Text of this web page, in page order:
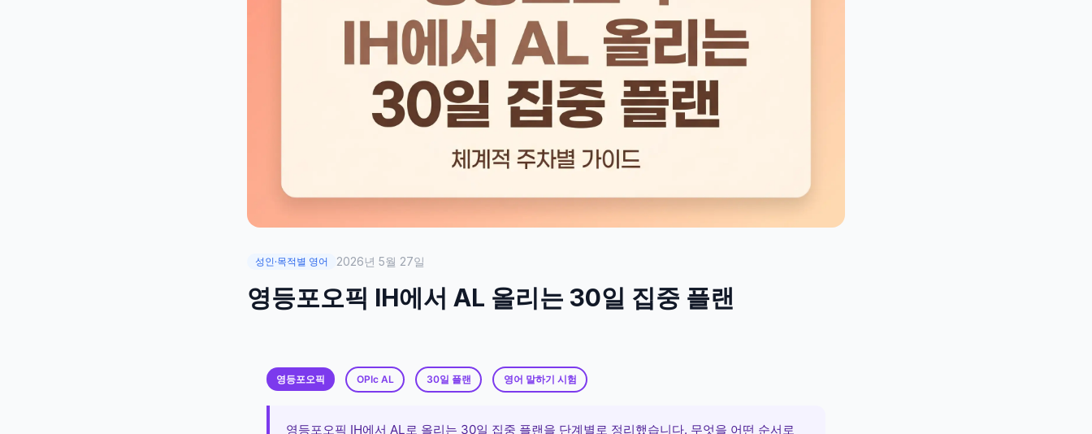
성인·목적별 영어 2026년 5월 27일
영등포오픽 IH에서 AL 올리는 30일 집중 플랜
영등포오픽 OPIc AL 30일 플랜 영어 말하기 시험
영등포오픽 IH에서 AL로 올리는 30일 집중 플랜을 단계별로 정리했습니다. 무엇을 어떤 순서로